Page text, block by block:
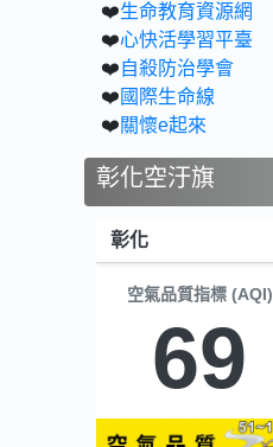
❤️生命教育資源網
❤️心快活學習平臺
❤️自殺防治學會
❤️ 國際生命線
❤️關懷e起來
彰化空汙旗
空氣品質指標 (AQI)
69